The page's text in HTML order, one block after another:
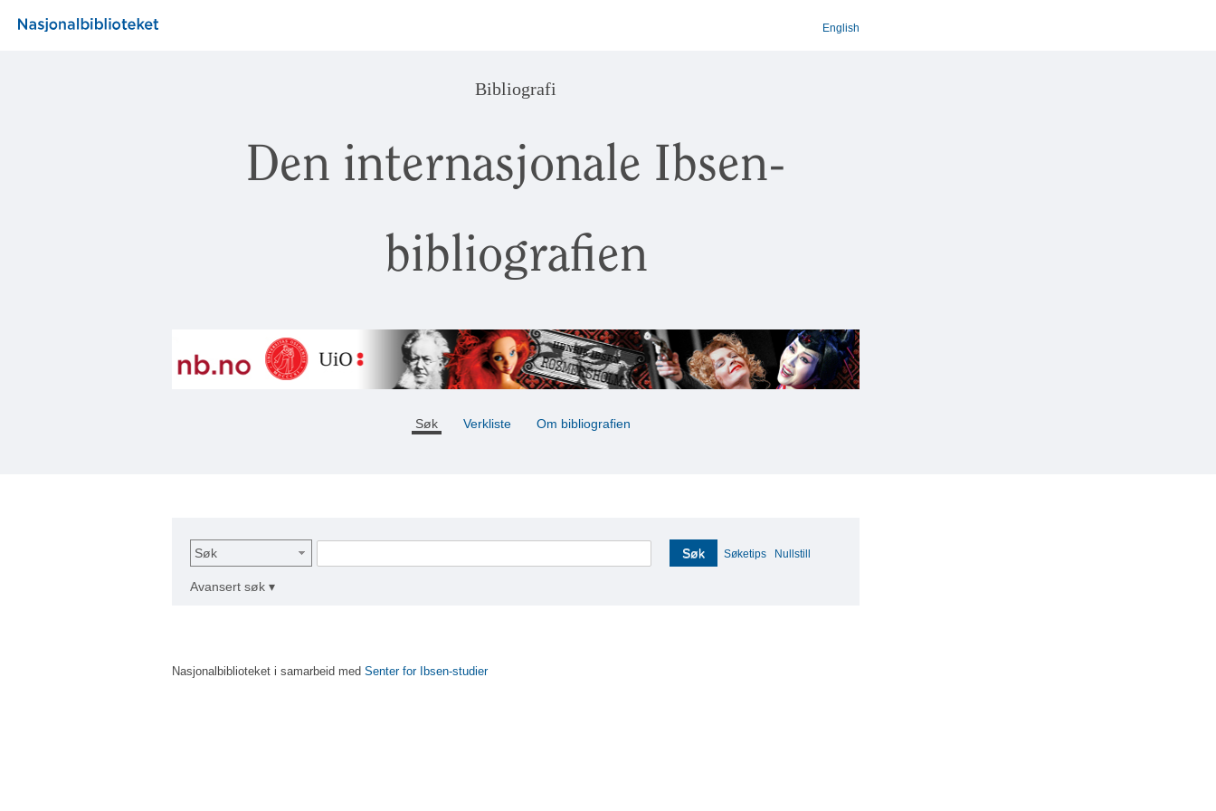
English
Bibliografi
Den internasjonale Ibsen-
bibliografien
Søk Verkliste Om bibliografien
Søk Søk Søketips Nullstill
Avansert søk ▾
Nasjonalbiblioteket i samarbeid med Senter for Ibsen-studier